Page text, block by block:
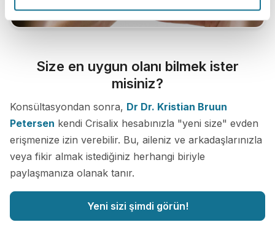
Size en uygun olanı bilmek ister
misiniz?
Konsültasyondan sonra, Dr Dr. Kristian Bruun
Petersen kendi Crisalix hesabınızla "yeni size" evden
erişmenize izin verebilir. Bu, aileniz ve arkadaşlarınızla
veya fikir almak istediğiniz herhangi biriyle
paylaşmanıza olanak tanır.
Yeni sizi şimdi görün!